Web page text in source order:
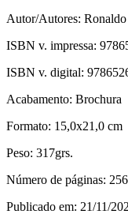
Autor/Autores:
ISBN v. impressa:
ISBN v. digital:
Acabamento: Brochura
Formato: 15,0x21,0 cm
Peso: 317grs.
Número de páginas: 256
Publicado em: 21/11/